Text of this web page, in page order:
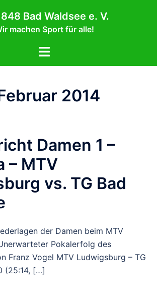
Bad Waldsee e. V.
machen Sport für alle!
Menü
2014
Damen 1 –
– MTV
vs. TG Bad
der Damen beim MTV
Pokalerfolg des
Franz Vogel MTV Ludwigsburg – TG
(25:14, […]